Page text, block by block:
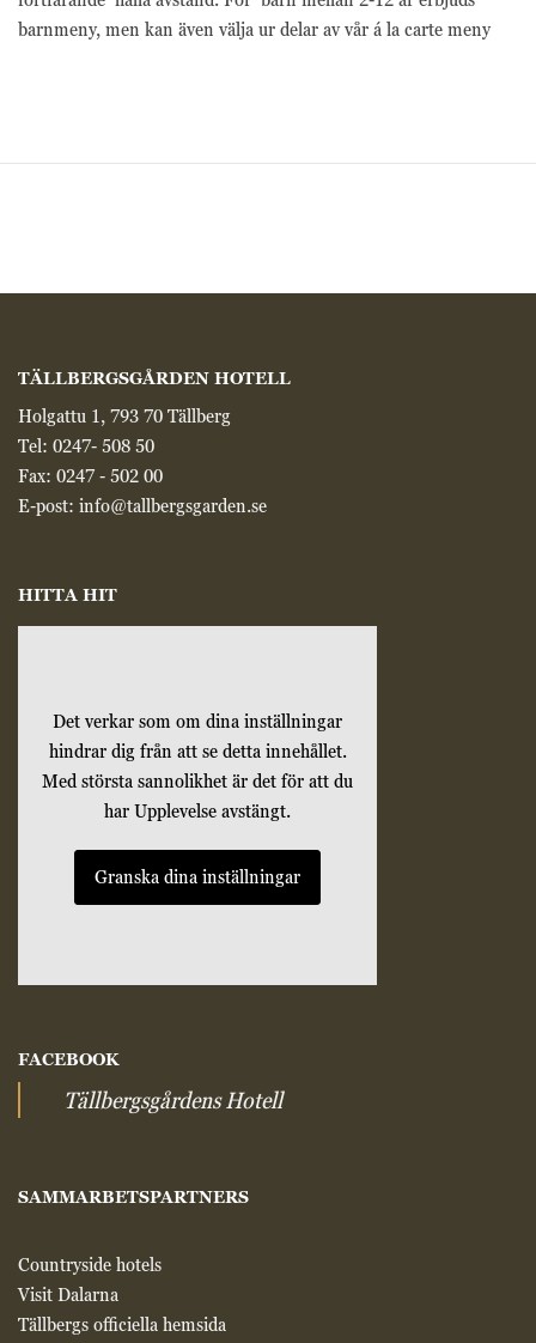
barnmeny, men kan även välja ur delar av vår á la carte meny
TÄLLBERGSGÅRDEN HOTELL
Holgattu 1, 793 70 Tällberg
Tel: 0247- 508 50
Fax: 0247 - 502 00
E-post: info@tallbergsgarden.se
HITTA HIT
Det verkar som om dina inställningar
hindrar dig från att se detta innehållet.
Med största sannolikhet är det för att du
har Upplevelse avstängt.
Granska dina inställningar
FACEBOOK
Tällbergsgårdens Hotell
SAMMARBETSPARTNERS
Countryside hotels
Visit Dalarna
Tällbergs officiella hemsida